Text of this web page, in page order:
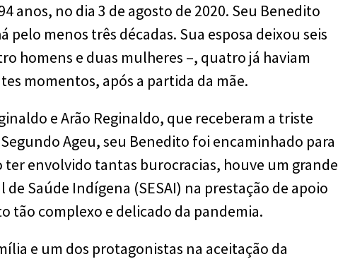
anos, no dia 3 de agosto de 2020. Seu Benedito
pelo menos três décadas. Sua esposa deixou seis
homens e duas mulheres –, quatro já haviam
momentos, após a partida da mãe.
e Arão Reginaldo, que receberam a triste
Ageu, seu Benedito foi encaminhado para
envolvido tantas burocracias, houve um grande
Saúde Indígena (SESAI) na prestação de apoio
tão complexo e delicado da pandemia.
e um dos protagonistas na aceitação da